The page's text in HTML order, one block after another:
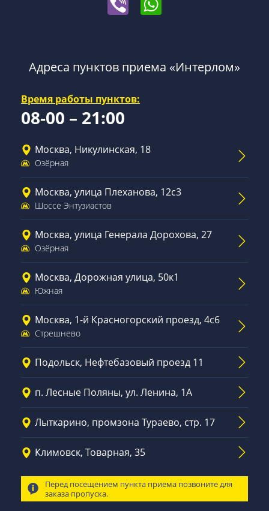
Адреса пунктов приема «Интерлом»
Время работы пунктов:
08-00 – 21:00
Москва, Никулинская, 18
Озёрная
Москва, улица Плеханова, 12с3
Шоссе Энтузиастов
Москва, улица Генерала Дорохова, 27
Озёрная
Москва, Дорожная улица, 50к1
Южная
Москва, 1-й Красногорский проезд, 4с6
Стрешнево
Подольск, Нефтебазовый проезд 11
п. Лесные Поляны, ул. Ленина, 1А
Лыткарино, промзона Тураево, стр. 17
Климовск, Товарная, 35
Перед посещением пункта приема позвоните для
заказа пропуска.